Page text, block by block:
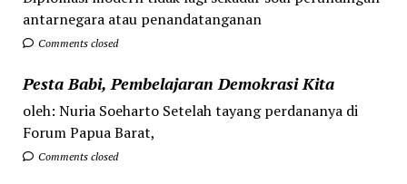
antarnegara atau penandatanganan
Comments closed
Pesta Babi, Pembelajaran Demokrasi Kita
oleh: Nuria Soeharto Setelah tayang perdananya di
Forum Papua Barat,
Comments closed